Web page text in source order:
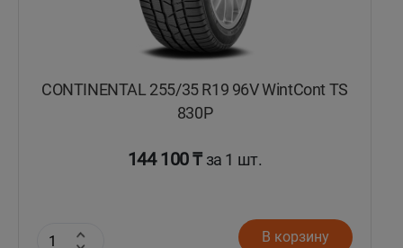
CONTINENTAL 255/35 R19 96V WintCont TS
830P
144 100 ₸ за 1 шт.
В корзину